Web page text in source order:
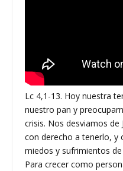
Lc 4,1-13. Hoy nuestra
nuestro pan y
crisis. Nos desviamos de
con derecho a tenerlo, y
miedos y sufrimientos
Para crecer como